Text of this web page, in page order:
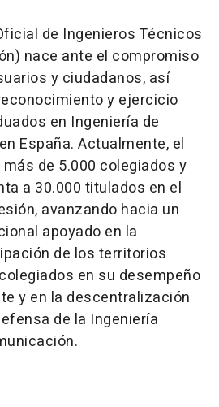
de Ingenieros Técnicos
nace ante el compromiso
y ciudadanos, así
y ejercicio
en Ingeniería de
España. Actualmente, el
de 5.000 colegiados y
a 30.000 titulados en el
avanzando hacia un
apoyado en la
de los territorios
en su desempeño
y en la descentralización
de la Ingeniería